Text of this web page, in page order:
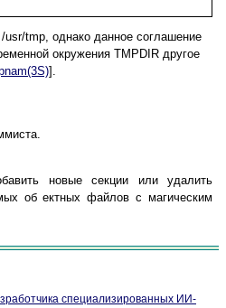
tmp, однако данное соглашение
окружения TMPDIR другое
].
новые секции или удалить
об ектных файлов с магическим
специализированных ИИ-